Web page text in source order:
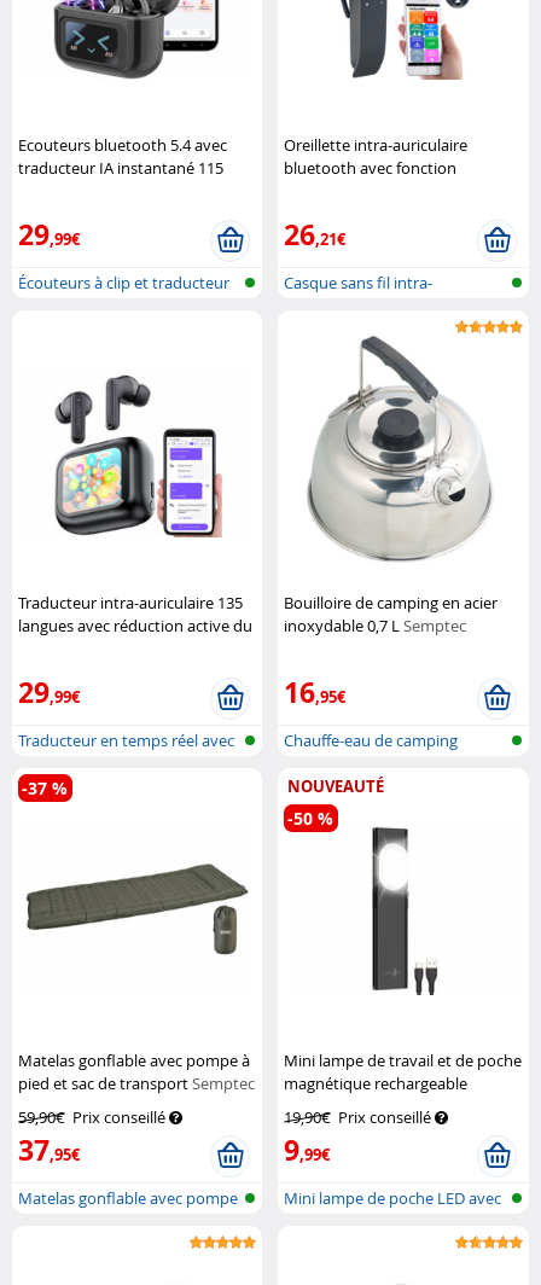
Ecouteurs bluetooth 5.4 avec
traducteur IA instantané 115
29,99€
Écouteurs à clip et traducteur
Oreillette intra-auriculaire
bluetooth avec fonction
26,21€
Casque sans fil intra-
Traducteur intra-auriculaire 135
langues avec réduction active du
29,99€
Traducteur en temps réel avec
IA et...
Bouilloire de camping en acier
inoxydable 0,7 LSemptec
16,95€
Chauffe-eau de camping
Matelas gonflable avec pompe à
pied et sac de transportSemptec
59,90€ Prix conseillé
37,95€
-37 %
Matelas gonflable avec pompe
NOUVEAUTÉ
Mini lampe de travail et de poche
magnétique rechargeable
19,90€ Prix conseillé
9,99€
-50 %
Mini lampe de poche LED avec